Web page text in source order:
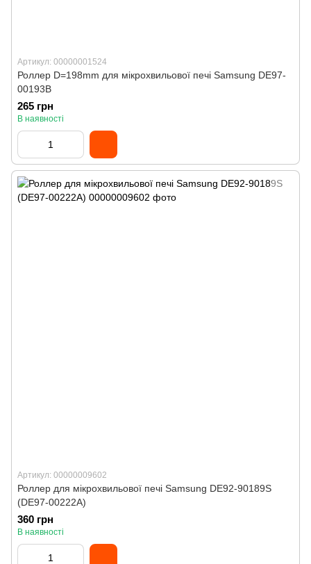
Артикул: 00000001524
Роллер D=198mm для мікрохвильової печі Samsung DE97-
00193B
265 грн
В наявності
Артикул: 00000009602
Роллер для мікрохвильової печі Samsung DE92-90189S
(DE97-00222A)
360 грн
В наявності